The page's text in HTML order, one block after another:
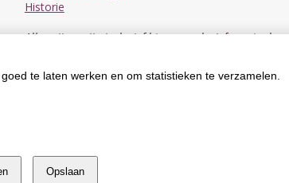
Historie
Alle prijzen zijn inclusief btw en exclusief eventuele
te laten werken en om statistieken te verzamelen.
Opslaan